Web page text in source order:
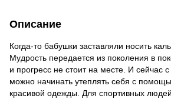
Описание
Когда-то бабушки заставляли носить
Мудрость передается из поколения в
и прогресс не стоит на месте. И сейчас
можно начинать утеплять себя с
красивой одежды. Для спортивных